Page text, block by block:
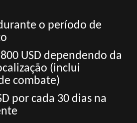
o período de
USD dependendo da
(inclui
combate)
por cada 30 dias na